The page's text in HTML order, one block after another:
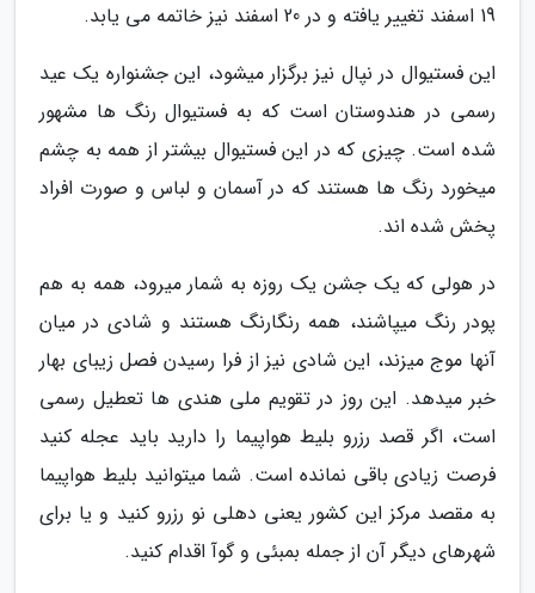
19 اسفند تغییر یافته و در 20 اسفند نیز خاتمه می یابد.
این فستیوال در نپال نیز برگزار میشود، این جشنواره یک عید
رسمی در هندوستان است که به فستیوال رنگ ها مشهور
شده است. چیزی که در این فستیوال بیشتر از همه به چشم
میخورد رنگ ها هستند که در آسمان و لباس و صورت افراد
پخش شده اند.
در هولی که یک جشن یک روزه به شمار میرود، همه به هم
پودر رنگ میپاشند، همه رنگارنگ هستند و شادی در میان
آنها موج میزند، این شادی نیز از فرا رسیدن فصل زیبای بهار
خبر میدهد. این روز در تقویم ملی هندی ها تعطیل رسمی
است، اگر قصد رزرو بلیط هواپیما را دارید باید عجله کنید
فرصت زیادی باقی نمانده است. شما میتوانید بلیط هواپیما
به مقصد مرکز این کشور یعنی دهلی نو رزرو کنید و یا برای
شهرهای دیگر آن از جمله بمبئی و گوآ اقدام کنید.